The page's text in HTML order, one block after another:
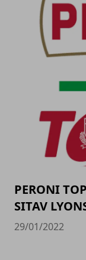
PERONI
SITAV
29/01/2022